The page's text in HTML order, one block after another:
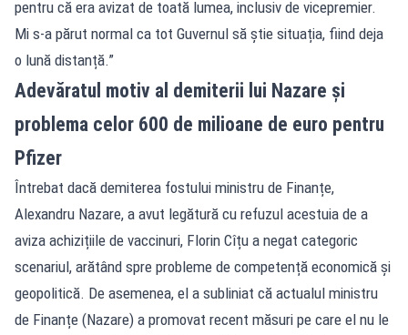
pentru că era avizat de toată lumea, inclusiv de vicepremier.
Mi s-a părut normal ca tot Guvernul să știe situația, fiind deja
o lună distanță.”
Adevăratul motiv al demiterii lui Nazare și
problema celor 600 de milioane de euro pentru
Pfizer
Întrebat dacă demiterea fostului ministru de Finanțe,
Alexandru Nazare, a avut legătură cu refuzul acestuia de a
aviza achizițiile de vaccinuri, Florin Cîțu a negat categoric
scenariul, arătând spre probleme de competență economică și
geopolitică. De asemenea, el a subliniat că actualul ministru
de Finanțe (Nazare) a promovat recent măsuri pe care el nu le